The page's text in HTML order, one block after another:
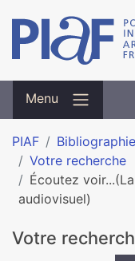
Menu
PIAF
Votre recherche
Écoutez
audiovisuel)
Votre